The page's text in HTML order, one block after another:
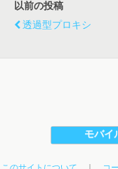
以前の投稿
透過型プロキシ
モバイ